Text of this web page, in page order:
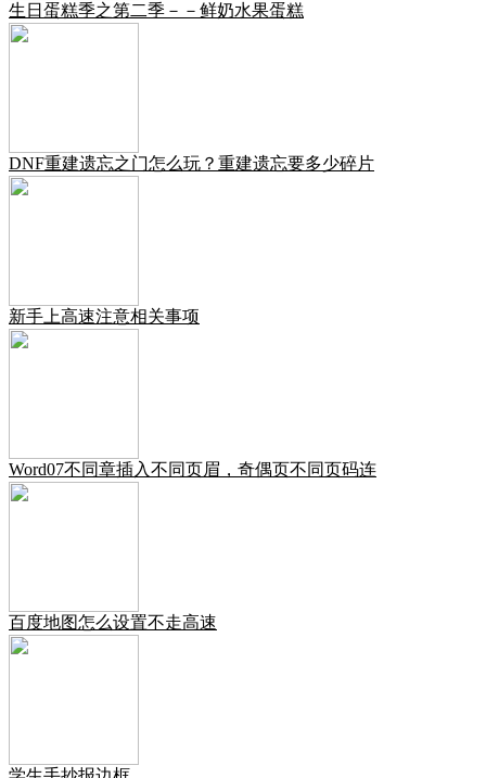
生日蛋糕季之第二季－－鲜奶水果蛋糕
DNF重建遗忘之门怎么玩？重建遗忘要多少碎片
新手上高速注意相关事项
Word07不同章插入不同页眉，奇偶页不同页码连
百度地图怎么设置不走高速